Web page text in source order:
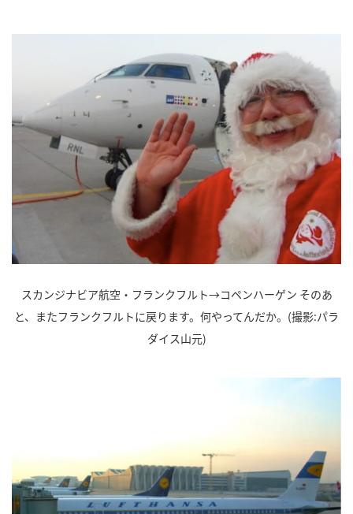
スカンジナビア航空・フランクフルト→コペンハーゲン そのあ
と、またフランクフルトに戻ります。何やってんだか。(撮影:パラ
ダイス山元)